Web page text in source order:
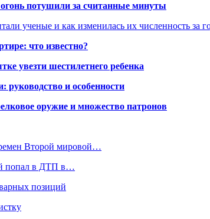
потушили за считанные минуты
ученые и как изменилась их численность за
что известно?
увезти шестилетнего ребенка
руководство и особенности
оружие и множество патронов
Второй мировой…
попал в ДТП в…
позиций